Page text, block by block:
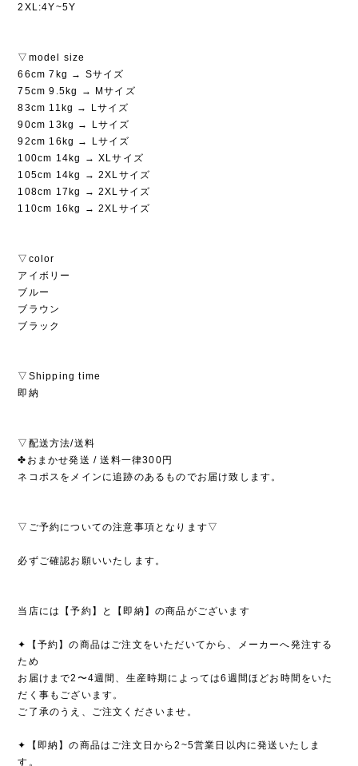
2XL:4Y~5Y
▽model size
66cm 7kg → Sサイズ
75cm 9.5kg → Mサイズ
83cm 11kg → Lサイズ
90cm 13kg → Lサイズ
92cm 16kg → Lサイズ
100cm 14kg → XLサイズ
105cm 14kg → 2XLサイズ
108cm 17kg → 2XLサイズ
110cm 16kg → 2XLサイズ
▽color
アイボリー
ブルー
ブラウン
ブラック
▽Shipping time
即納
▽配送方法/送料
✤おまかせ発送 / 送料一律300円
ネコポスをメインに追跡のあるものでお届け致します。
▽ご予約についての注意事項となります▽
必ずご確認お願いいたします。
当店には【予約】と【即納】の商品がございます
✦【予約】の商品はご注文をいただいてから、メーカーへ発注する
ため
お届けまで2〜4週間、生産時期によっては6週間ほどお時間をいた
だく事もございます。
ご了承のうえ、ご注文くださいませ。
✦【即納】の商品はご注文日から2~5営業日以内に発送いたしま
す。